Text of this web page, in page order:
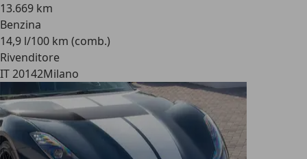
13.669 km
Benzina
14,9 l/100 km (comb.)
Rivenditore
IT 20142Milano